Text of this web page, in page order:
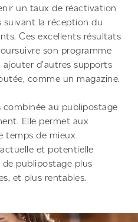
un taux de réactivation
suivant la réception du
Ces excellents résultats
son programme
d’autres supports
comme un magazine.
combinée au publipostage
Elle permet aux
temps de mieux
et potentielle
de publipostage plus
et plus rentables.